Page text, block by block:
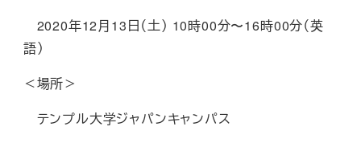
2020年12月13日（土） 10時00分〜16時00分（英
語）
＜場所＞
テンプル大学ジャパンキャンパス